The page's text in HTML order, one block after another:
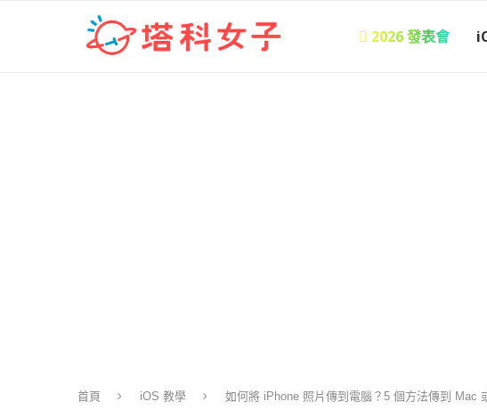
 2026 發表會
首頁 iOS 教學 如何將 iPhone 照片傳到電腦？5 個方法傳到 Mac